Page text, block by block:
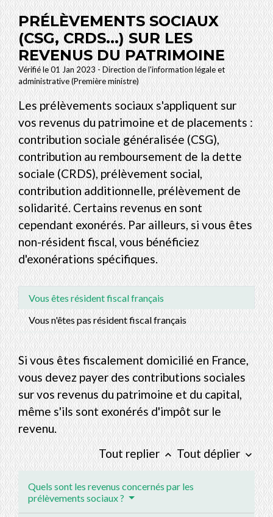
PRÉLÈVEMENTS SOCIAUX
(CSG, CRDS...) SUR LES
REVENUS DU PATRIMOINE
Vérifié le 01 Jan 2023 - Direction de l'information légale et
administrative (Première ministre)
Les prélèvements sociaux s'appliquent sur
vos revenus du patrimoine et de placements :
contribution sociale généralisée (CSG),
contribution au remboursement de la dette
sociale (CRDS), prélèvement social,
contribution additionnelle, prélèvement de
solidarité. Certains revenus en sont
cependant exonérés. Par ailleurs, si vous êtes
non-résident fiscal, vous bénéficiez
d'exonérations spécifiques.
Vous êtes résident fiscal français
Vous n'êtes pas résident fiscal français
Si vous êtes fiscalement domicilié en France,
vous devez payer des contributions sociales
sur vos revenus du patrimoine et du capital,
même s'ils sont exonérés d'impôt sur le
revenu.
Tout replier keyboard_arrow_up Tout déplier keyboard_arrow_down
Quels sont les revenus concernés par les
prélèvements sociaux ?